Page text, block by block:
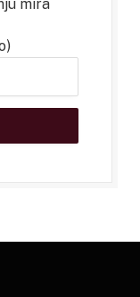
mira